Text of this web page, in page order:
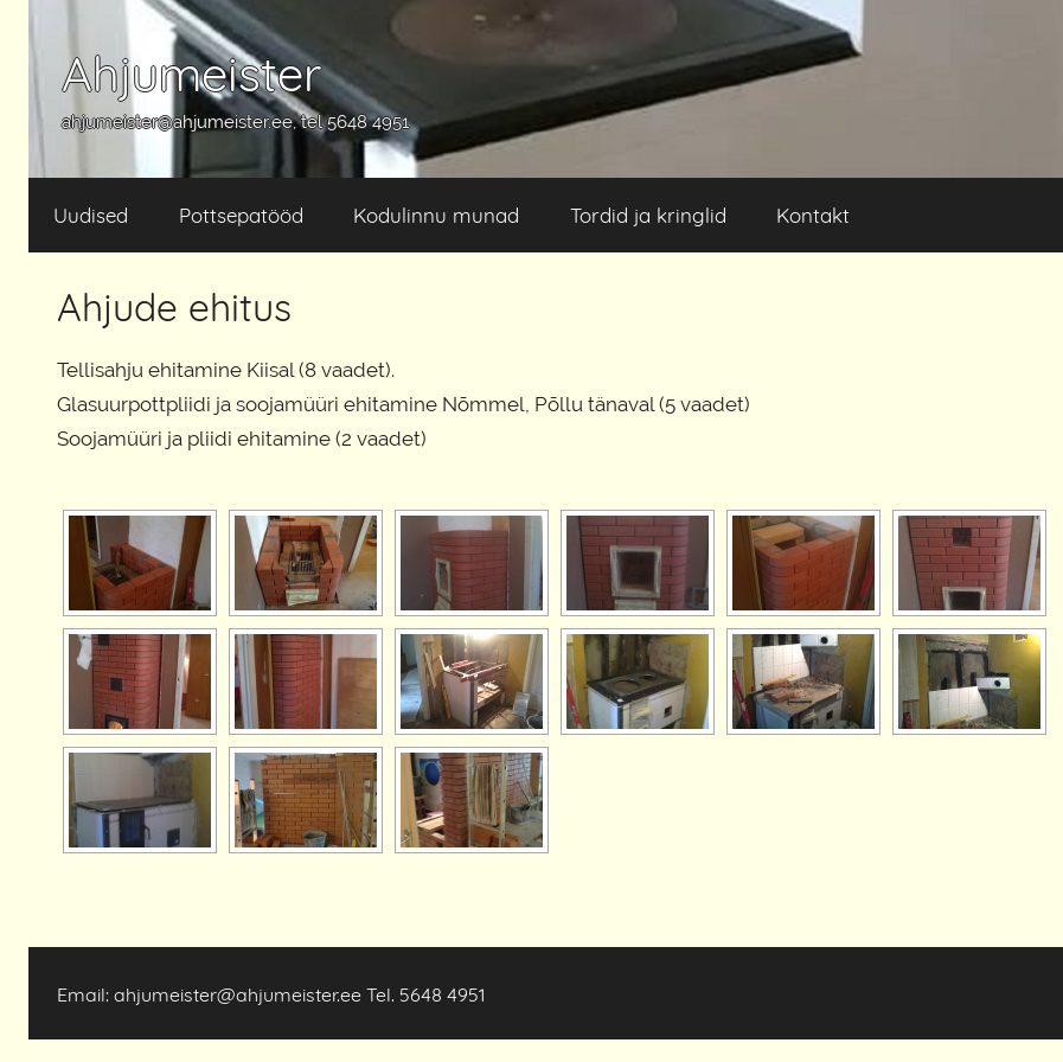
content
Ahjumeister
ahjumeister@ahjumeister.ee, tel 5648 4951
Uudised Pottsepatööd Kodulinnu munad Tordid ja kringlid Kontakt
Ahjude ehitus
Tellisahju ehitamine Kiisal (8 vaadet).
Glasuurpottpliidi ja soojamüüri ehitamine Nõmmel, Põllu tänaval (5 vaadet)
Soojamüüri ja pliidi ehitamine (2 vaadet)
Email: ahjumeister@ahjumeister.ee Tel. 5648 4951